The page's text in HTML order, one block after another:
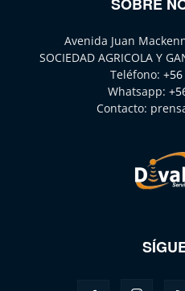
Avenida Juan
SOCIEDAD AGRICOLA Y
Teléfono:
Whatsapp:
Contacto: